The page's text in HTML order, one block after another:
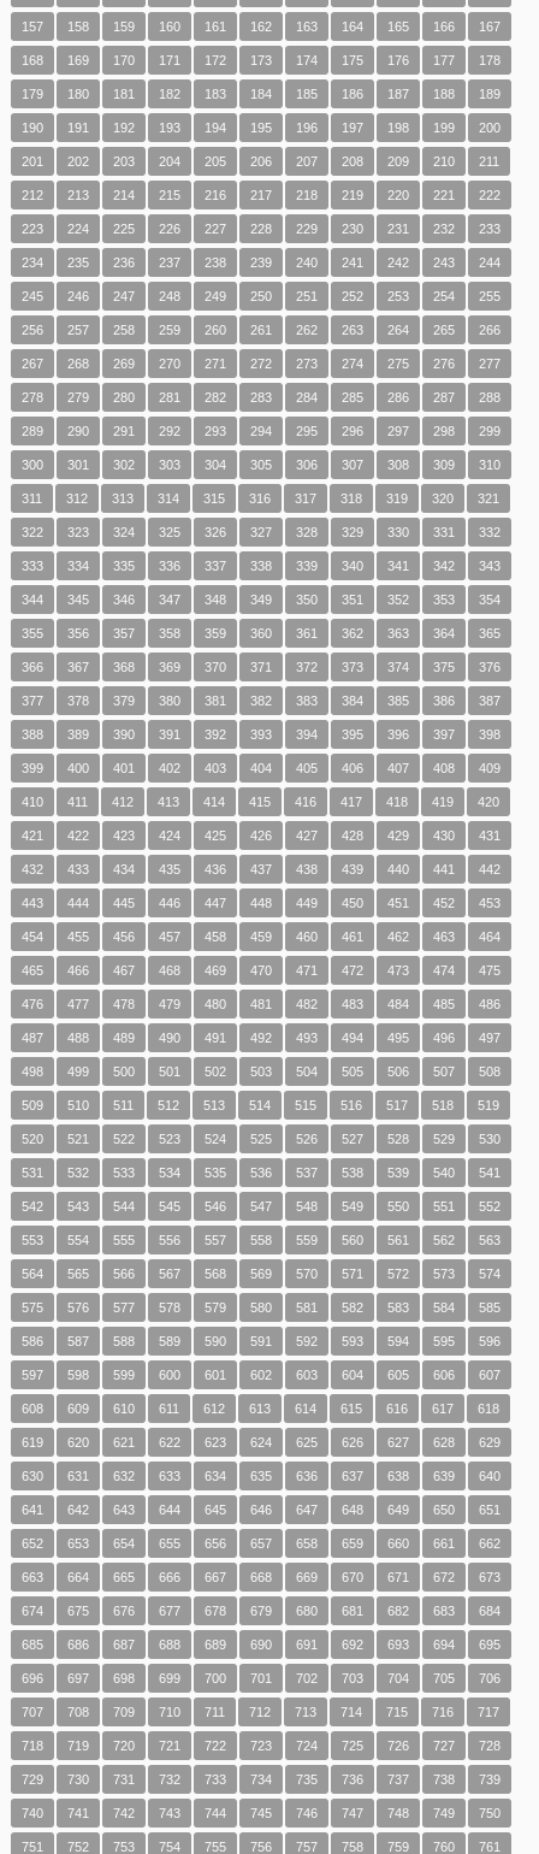
157 158 159 160 161 162 163 164 165 166 167
168 169 170 171 172 173 174 175 176 177 178
179 180 181 182 183 184 185 186 187 188 189
190 191 192 193 194 195 196 197 198 199 200
201 202 203 204 205 206 207 208 209 210 211
212 213 214 215 216 217 218 219 220 221 222
223 224 225 226 227 228 229 230 231 232 233
234 235 236 237 238 239 240 241 242 243 244
245 246 247 248 249 250 251 252 253 254 255
256 257 258 259 260 261 262 263 264 265 266
267 268 269 270 271 272 273 274 275 276 277
278 279 280 281 282 283 284 285 286 287 288
289 290 291 292 293 294 295 296 297 298 299
300 301 302 303 304 305 306 307 308 309 310
311 312 313 314 315 316 317 318 319 320 321
322 323 324 325 326 327 328 329 330 331 332
333 334 335 336 337 338 339 340 341 342 343
344 345 346 347 348 349 350 351 352 353 354
355 356 357 358 359 360 361 362 363 364 365
366 367 368 369 370 371 372 373 374 375 376
377 378 379 380 381 382 383 384 385 386 387
388 389 390 391 392 393 394 395 396 397 398
399 400 401 402 403 404 405 406 407 408 409
410 411 412 413 414 415 416 417 418 419 420
421 422 423 424 425 426 427 428 429 430 431
432 433 434 435 436 437 438 439 440 441 442
443 444 445 446 447 448 449 450 451 452 453
454 455 456 457 458 459 460 461 462 463 464
465 466 467 468 469 470 471 472 473 474 475
476 477 478 479 480 481 482 483 484 485 486
487 488 489 490 491 492 493 494 495 496 497
498 499 500 501 502 503 504 505 506 507 508
509 510 511 512 513 514 515 516 517 518 519
520 521 522 523 524 525 526 527 528 529 530
531 532 533 534 535 536 537 538 539 540 541
542 543 544 545 546 547 548 549 550 551 552
553 554 555 556 557 558 559 560 561 562 563
564 565 566 567 568 569 570 571 572 573 574
575 576 577 578 579 580 581 582 583 584 585
586 587 588 589 590 591 592 593 594 595 596
597 598 599 600 601 602 603 604 605 606 607
608 609 610 611 612 613 614 615 616 617 618
619 620 621 622 623 624 625 626 627 628 629
630 631 632 633 634 635 636 637 638 639 640
641 642 643 644 645 646 647 648 649 650 651
652 653 654 655 656 657 658 659 660 661 662
663 664 665 666 667 668 669 670 671 672 673
674 675 676 677 678 679 680 681 682 683 684
685 686 687 688 689 690 691 692 693 694 695
696 697 698 699 700 701 702 703 704 705 706
707 708 709 710 711 712 713 714 715 716 717
718 719 720 721 722 723 724 725 726 727 728
729 730 731 732 733 734 735 736 737 738 739
740 741 742 743 744 745 746 747 748 749 750
751 752 753 754 755 756 757 758 759 760 761